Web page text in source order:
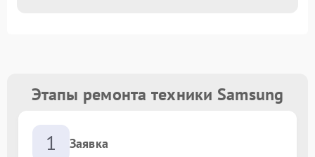
Этапы ремонта техники Samsung
1 Заявка